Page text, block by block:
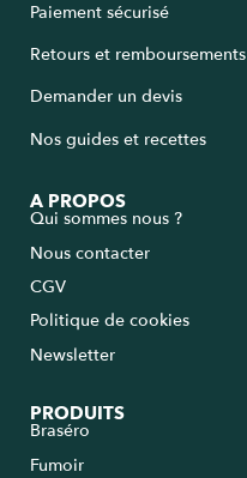
Paiement sécurisé
Retours et remboursements
Demander un devis
Nos guides et recettes
A PROPOS
Qui sommes nous ?
Nous contacter
CGV
Politique de cookies
Newsletter
PRODUITS
Braséro
Fumoir